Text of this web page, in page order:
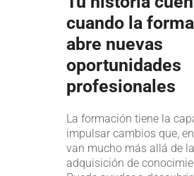
cuando la
abre nuevas
oportunidades
profesionales
La formación tiene la
impulsar cambios que,
van mucho más allá de la
adquisición de